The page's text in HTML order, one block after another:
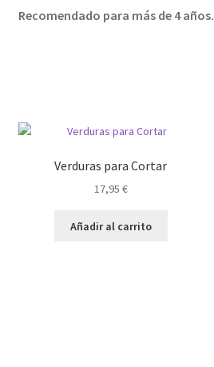
Recomendado para más de 4 años.
Verduras para Cortar
17,95 €
Añadir al carrito